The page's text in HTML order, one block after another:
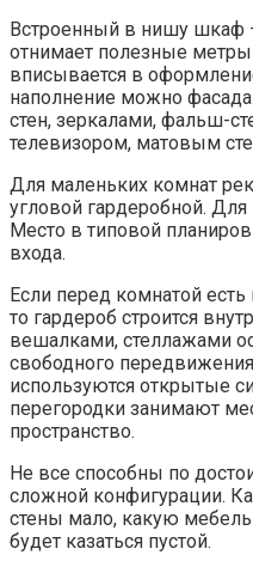
Встроенный в нишу шкаф
отнимает полезные
вписывается в
наполнение можно
стен, зеркалами, фальш-
телевизором, матовым
Для маленьких комнат
угловой гардеробной.
Место в типовой
входа.
Если перед комнатой
то гардероб строится
вешалками, стеллажами
свободного
используются открытые
перегородки занимают
пространство.
Не все способны по
сложной конфигурации.
стены мало, какую
будет казаться пустой.